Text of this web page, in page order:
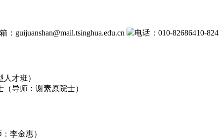
：guijuanshan@mail.tsinghua.edu.cn 电话：010-82686410-824
才班）
导师：谢素原院士）
李金惠）